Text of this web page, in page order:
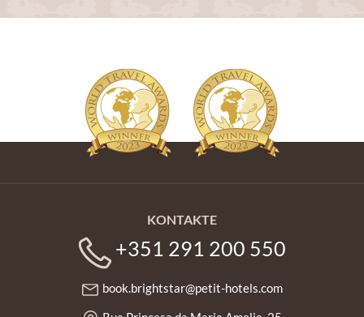
KONTAKTE
+351 291 200 550
book.brightstar@petit-hotels.com